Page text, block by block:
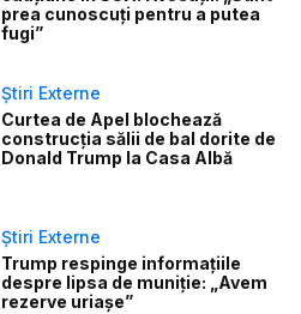
prea cunoscuți pentru a putea
fugi”
Știri Externe
Curtea de Apel blochează
construcția sălii de bal dorite de
Donald Trump la Casa Albă
Știri Externe
Trump respinge informațiile
despre lipsa de muniție: „Avem
rezerve uriașe”